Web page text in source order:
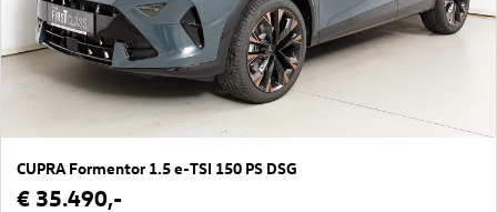
CUPRA Formentor 1.5 e-TSI 150 PS DSG
€ 35.490,-